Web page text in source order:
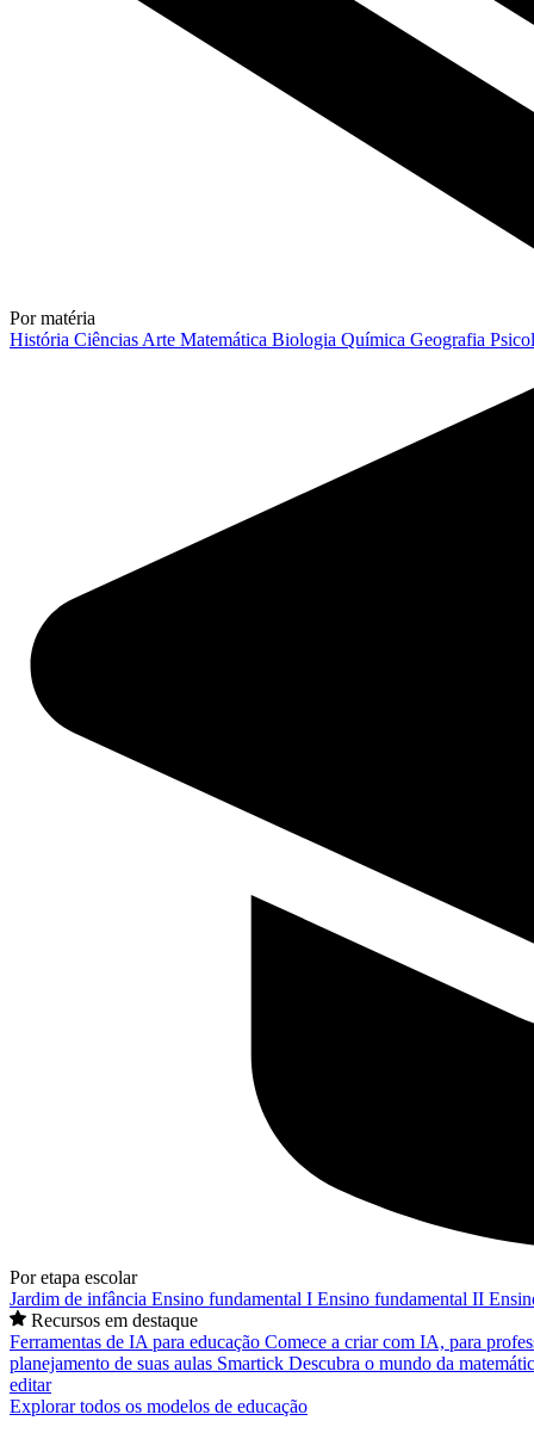
Por matéria
História Ciências Arte Matemática Biologia Química Geografia
Por etapa escolar
Jardim de infância Ensino fundamental I Ensino fundamental II
Recursos em destaque
Ferramentas de IA para educação Comece a criar com IA, para
planejamento de suas aulas Smartick Descubra o mundo da
editar
Explorar todos os modelos de educação